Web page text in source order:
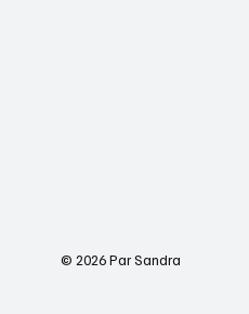
© 2026 Par Sandra